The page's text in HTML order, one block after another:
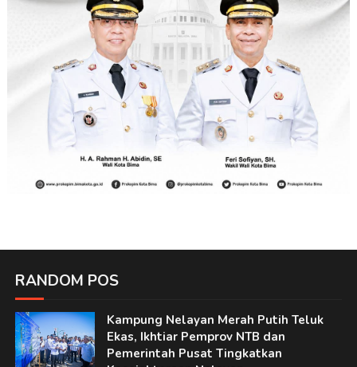
RANDOM POS
Kampung Nelayan Merah Putih Teluk
Ekas, Ikhtiar Pemprov NTB dan
Pemerintah Pusat Tingkatkan